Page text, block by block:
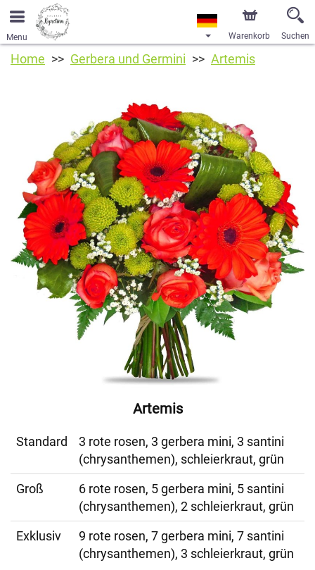
Menu Warenkorb Suchen
Home Gerbera und Germini Artemis
Artemis
Standard
3 rote rosen, 3 gerbera mini, 3 santini
(chrysanthemen), schleierkraut, grün
Groß
6 rote rosen, 5 gerbera mini, 5 santini
(chrysanthemen), 2 schleierkraut, grün
Exklusiv
9 rote rosen, 7 gerbera mini, 7 santini
(chrysanthemen), 3 schleierkraut, grün